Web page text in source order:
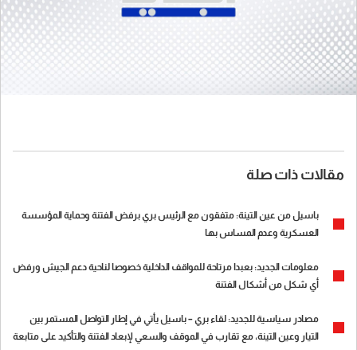
مقالات ذات صلة
باسيل من عين التينة: متفقون مع الرئيس بري برفض الفتنة وحماية المؤسسة
العسكرية وعدم المساس بها
معلومات الجديد: بعبدا مرتاحة للمواقف الداخلية خصوصا لناحية دعم الجيش ورفض
أي شكل من أشكال الفتنة
مصادر سياسية للجديد: لقاء بري – باسيل يأتي في إطار التواصل المستمر بين
التيار وعين التينة، مع تقارب في الموقف والسعي لإبعاد الفتنة والتأكيد على متابعة